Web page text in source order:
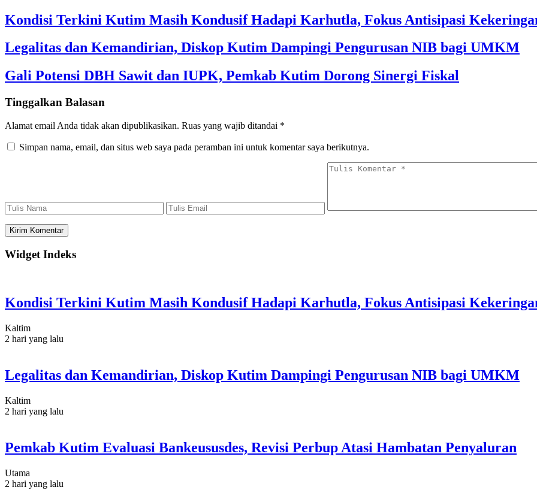
Kondisi Terkini Kutim Masih Kondusif Hadapi Karhutla, Fokus Antisipasi
Legalitas dan Kemandirian, Diskop Kutim Dampingi Pengurusan NIB bagi UMKM
Gali Potensi DBH Sawit dan IUPK, Pemkab Kutim Dorong Sinergi Fiskal
Tinggalkan Balasan
Alamat email Anda tidak akan dipublikasikan. Ruas yang wajib ditandai *
Simpan nama, email, dan situs web saya pada peramban ini untuk komentar saya berikutnya.
Widget Indeks
Kondisi Terkini Kutim Masih Kondusif Hadapi Karhutla, Fokus Antisipasi
Kaltim
2 hari yang lalu
Legalitas dan Kemandirian, Diskop Kutim Dampingi Pengurusan NIB bagi UMKM
Kaltim
2 hari yang lalu
Pemkab Kutim Evaluasi Bankeususdes, Revisi Perbup Atasi Hambatan Penyaluran
Utama
2 hari yang lalu